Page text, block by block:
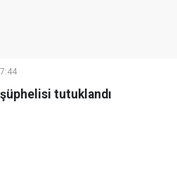
şüphelisi tutuklandı